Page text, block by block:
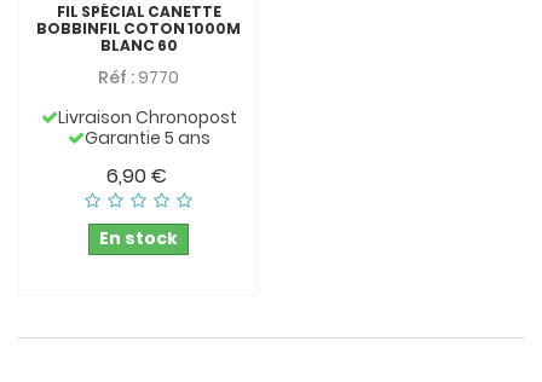
FIL SPÉCIAL CANETTE
BOBBINFIL COTON 1000M
BLANC 60
Réf : 9770
Livraison Chronopost
Garantie 5 ans
6,90 €
En stock